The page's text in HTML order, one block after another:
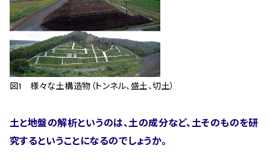
図1 様々な土構造物（トンネル、盛土、切土）
土と地盤の解析というのは、土の成分など、土そのものを研
究するということになるのでしょうか。